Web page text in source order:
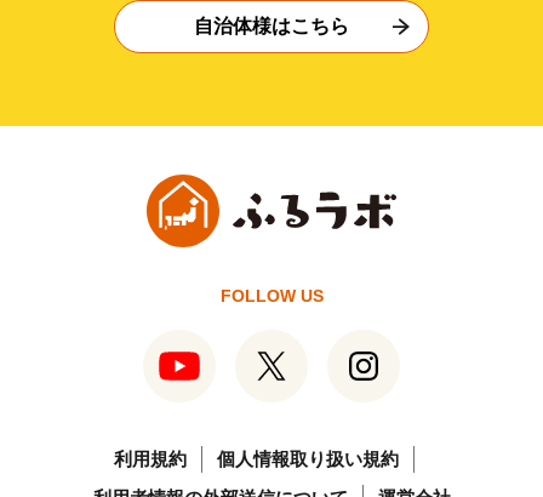
自治体様はこちら
FOLLOW US
利用規約
個人情報取り扱い規約